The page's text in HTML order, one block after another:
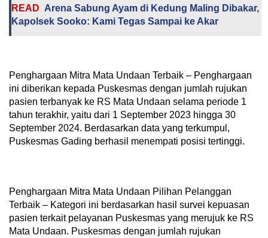
READ Arena Sabung Ayam di Kedung Maling Dibakar,
Kapolsek Sooko: Kami Tegas Sampai ke Akar
Penghargaan Mitra Mata Undaan Terbaik – Penghargaan
ini diberikan kepada Puskesmas dengan jumlah rujukan
pasien terbanyak ke RS Mata Undaan selama periode 1
tahun terakhir, yaitu dari 1 September 2023 hingga 30
September 2024. Berdasarkan data yang terkumpul,
Puskesmas Gading berhasil menempati posisi tertinggi.
Penghargaan Mitra Mata Undaan Pilihan Pelanggan
Terbaik – Kategori ini berdasarkan hasil survei kepuasan
pasien terkait pelayanan Puskesmas yang merujuk ke RS
Mata Undaan. Puskesmas dengan jumlah rujukan